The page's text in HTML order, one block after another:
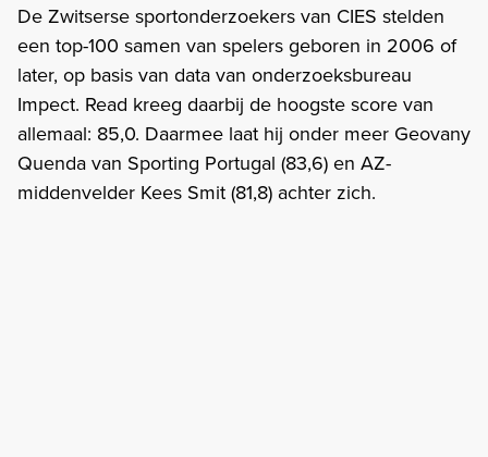
De Zwitserse sportonderzoekers van CIES stelden
een top-100 samen van spelers geboren in 2006 of
later, op basis van data van onderzoeksbureau
Impect. Read kreeg daarbij de hoogste score van
allemaal: 85,0. Daarmee laat hij onder meer Geovany
Quenda van Sporting Portugal (83,6) en AZ-
middenvelder Kees Smit (81,8) achter zich.